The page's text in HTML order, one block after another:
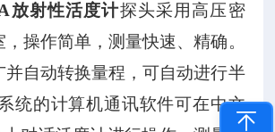
放射性活度计探头采用高压密
操作简单，测量快速、精确。
并自动转换量程，可自动进行半
统的计算机通讯软件可在中文